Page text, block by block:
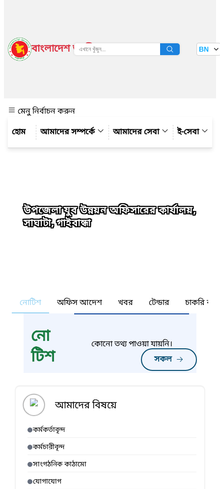
বাংলাদেশ জাতীয় তথ্য বাতায়ন BN
মেনু নির্বাচন করুন
আমাদের সম্পর্কে
আমাদের সেবা ই-সেবা
উপজেলা যুব উন্নয়ন অফিসারের কার্যালয়,
সাঘাটা, গাইবান্ধা
নোটিশ অফিস আদেশ খবর টেন্ডার চাকরি
নো
টিশ
সকল
কোনো তথ্য পাওয়া যায়নি।
আমাদের বিষয়ে
কর্মকর্তাবৃন্দ
কর্মচারীবৃন্দ
সাংগঠনিক কাঠামো
যোগাযোগ